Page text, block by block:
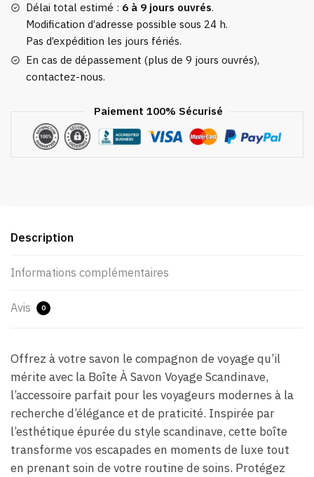
Délai total estimé : 6 à 9 jours ouvrés.
Modification d’adresse possible sous 24 h.
Pas d’expédition les jours fériés.
En cas de dépassement (plus de 9 jours ouvrés),
contactez-nous.
Paiement 100% Sécurisé
Description
Informations complémentaires
Avis 0
Offrez à votre savon le compagnon de voyage qu’il
mérite avec la Boîte À Savon Voyage Scandinave,
l’accessoire parfait pour les voyageurs modernes à la
recherche d’élégance et de praticité. Inspirée par
l’esthétique épurée du style scandinave, cette boîte
transforme vos escapades en moments de luxe tout
en prenant soin de votre routine de soins. Protégez